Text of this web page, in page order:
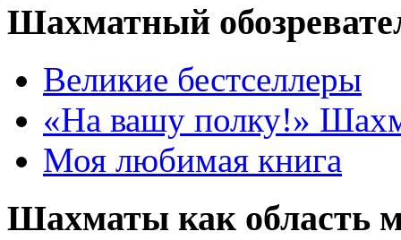
Шахматный
Великие бестселлеры
«На вашу полку!»
Моя любимая книга
Шахматы как область